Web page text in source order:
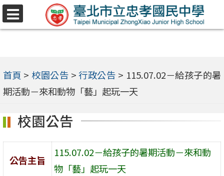
跳
至
內
容
選
首頁 > 校園公告 > 行政公告 > 115.07.02－給孩子的暑
期活動－來和動物「藝」起玩一天
校園公告
公告主旨
115.07.02－給孩子的暑期活動－來和動
物「藝」起玩一天